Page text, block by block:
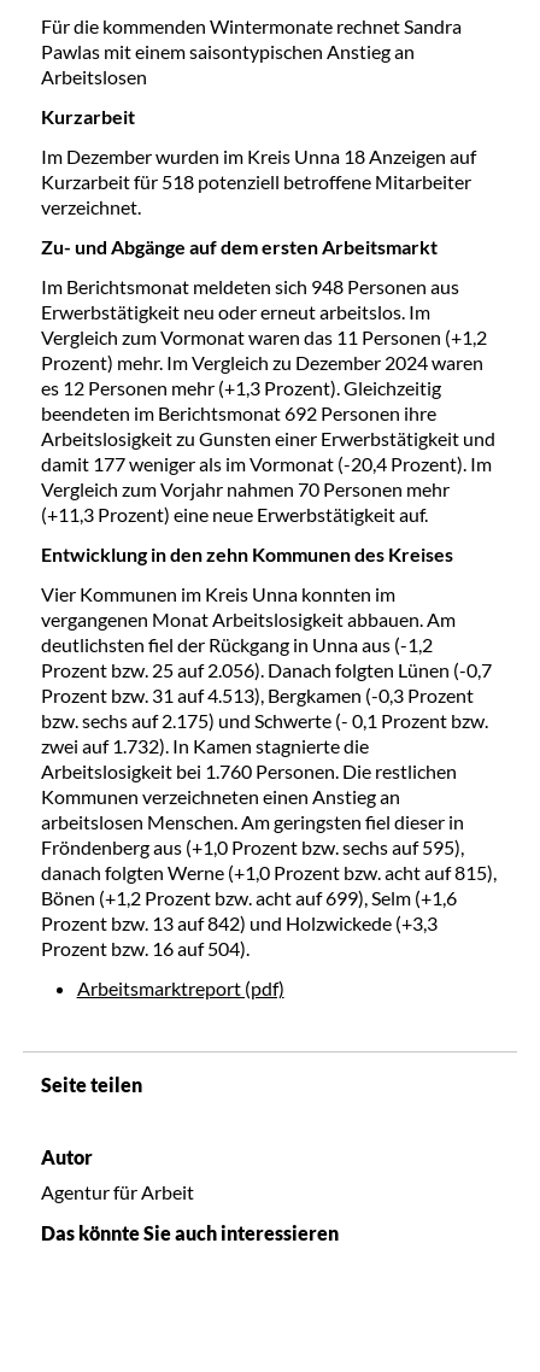
Für die kommenden Wintermonate rechnet Sandra
Pawlas mit einem saisontypischen Anstieg an
Arbeitslosen
Kurzarbeit
Im Dezember wurden im Kreis Unna 18 Anzeigen auf
Kurzarbeit für 518 potenziell betroffene Mitarbeiter
verzeichnet.
Zu- und Abgänge auf dem ersten Arbeitsmarkt
Im Berichtsmonat meldeten sich 948 Personen aus
Erwerbstätigkeit neu oder erneut arbeitslos. Im
Vergleich zum Vormonat waren das 11 Personen (+1,2
Prozent) mehr. Im Vergleich zu Dezember 2024 waren
es 12 Personen mehr (+1,3 Prozent). Gleichzeitig
beendeten im Berichtsmonat 692 Personen ihre
Arbeitslosigkeit zu Gunsten einer Erwerbstätigkeit und
damit 177 weniger als im Vormonat (-20,4 Prozent). Im
Vergleich zum Vorjahr nahmen 70 Personen mehr
(+11,3 Prozent) eine neue Erwerbstätigkeit auf.
Entwicklung in den zehn Kommunen des Kreises
Vier Kommunen im Kreis Unna konnten im
vergangenen Monat Arbeitslosigkeit abbauen. Am
deutlichsten fiel der Rückgang in Unna aus (-1,2
Prozent bzw. 25 auf 2.056). Danach folgten Lünen (-0,7
Prozent bzw. 31 auf 4.513), Bergkamen (-0,3 Prozent
bzw. sechs auf 2.175) und Schwerte (- 0,1 Prozent bzw.
zwei auf 1.732). In Kamen stagnierte die
Arbeitslosigkeit bei 1.760 Personen. Die restlichen
Kommunen verzeichneten einen Anstieg an
arbeitslosen Menschen. Am geringsten fiel dieser in
Fröndenberg aus (+1,0 Prozent bzw. sechs auf 595),
danach folgten Werne (+1,0 Prozent bzw. acht auf 815),
Bönen (+1,2 Prozent bzw. acht auf 699), Selm (+1,6
Prozent bzw. 13 auf 842) und Holzwickede (+3,3
Prozent bzw. 16 auf 504).
Arbeitsmarktreport (pdf)
Seite teilen
Autor
Agentur für Arbeit
Das könnte Sie auch interessieren